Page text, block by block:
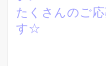
たくさんのご
す☆